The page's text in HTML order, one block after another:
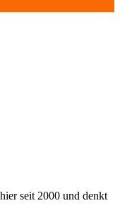
seit 2000 und denkt